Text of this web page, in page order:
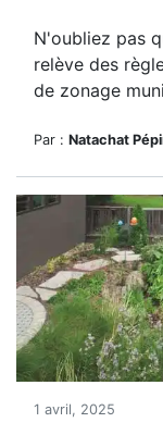
N'oubliez pas
relève des
de zonage
Par : Natachat
1 avril, 2025